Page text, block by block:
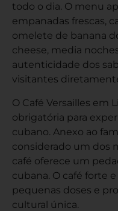
todo o dia. O menu
empanadas frescas,
omelete de banana
cheese, media
autenticidade dos
visitantes
O Café Versailles em
obrigatória para
cubano. Anexo ao
considerado um dos
café oferece um
cubana. O café forte
pequenas doses e
cultural única.